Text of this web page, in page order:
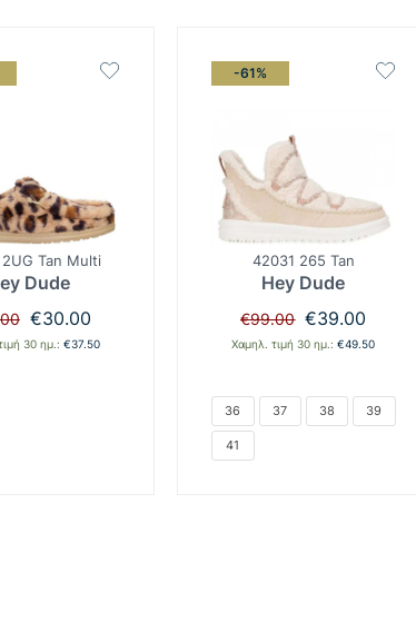
Tan Multi
Dude
Original
price
was:
€30.00Η
τρέχουσα
30 ημ.: €37.50
-61%
42031 265 Tan
Hey Dude
€99.00 Original
price
was:
€39.00
€39.00.
Χαμηλ. τιμή 30 ημ.:€49.50
36 37 38 39
41